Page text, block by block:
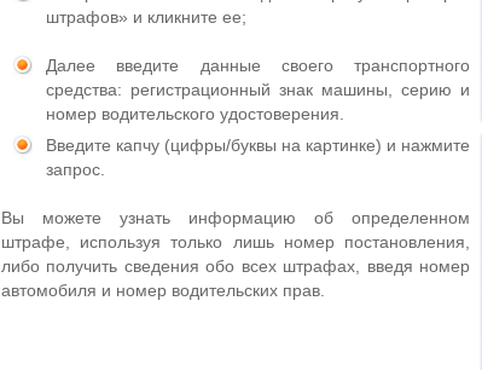
штрафов» и кликните ее;
Далее введите данные своего транспортного
средства: регистрационный знак машины, серию и
номер водительского удостоверения.
Введите капчу (цифры/буквы на картинке) и нажмите
запрос.
Вы можете узнать информацию об определенном
штрафе, используя только лишь номер постановления,
либо получить сведения обо всех штрафах, введя номер
автомобиля и номер водительских прав.